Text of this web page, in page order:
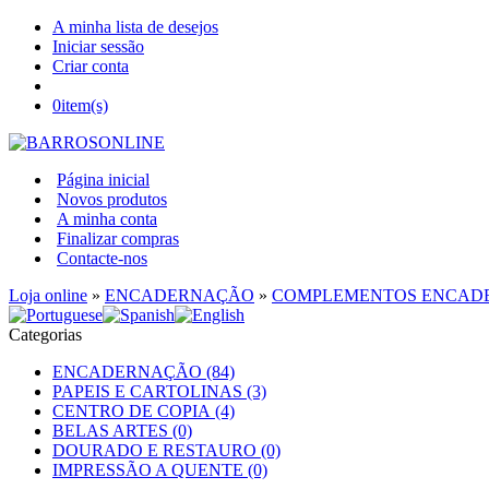
A minha lista de desejos
Iniciar sessão
Criar conta
0item(s)
Página inicial
Novos produtos
A minha conta
Finalizar compras
Contacte-nos
Loja online » ENCADERNAÇÃO » COMPLEMENTOS
Categorias
ENCADERNAÇÃO (84)
PAPEIS E CARTOLINAS (3)
CENTRO DE COPIA (4)
BELAS ARTES (0)
DOURADO E RESTAURO (0)
IMPRESSÃO A QUENTE (0)